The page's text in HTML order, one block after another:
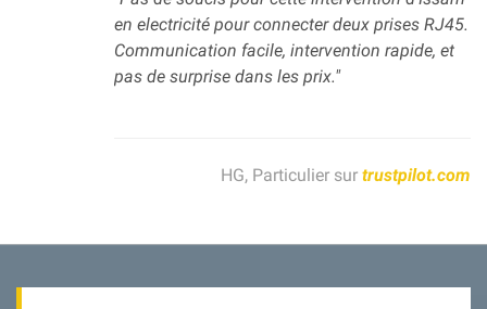
en electricité pour connecter deux prises RJ45.
Communication facile, intervention rapide, et
pas de surprise dans les prix."
HG, Particulier sur trustpilot.com